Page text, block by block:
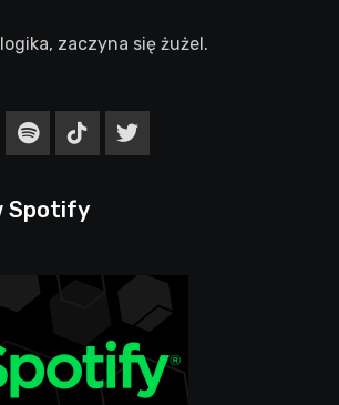
zaczyna się żużel.
Spotify